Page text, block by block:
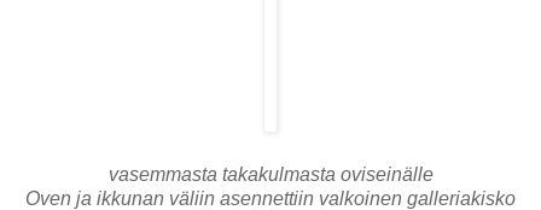
vasemmasta takakulmasta oviseinälle
Oven ja ikkunan väliin asennettiin valkoinen galleriakisko